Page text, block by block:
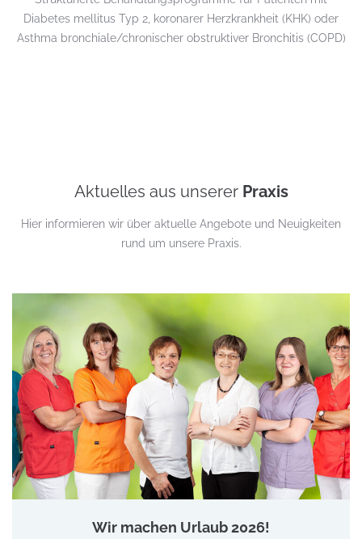
Diabetes mellitus Typ 2, koronarer Herzkrankheit (KHK) oder
Asthma bronchiale/chronischer obstruktiver Bronchitis (COPD)
Aktuelles aus unserer Praxis
Hier informieren wir über aktuelle Angebote und Neuigkeiten
rund um unsere Praxis.
Wir machen Urlaub 2026!